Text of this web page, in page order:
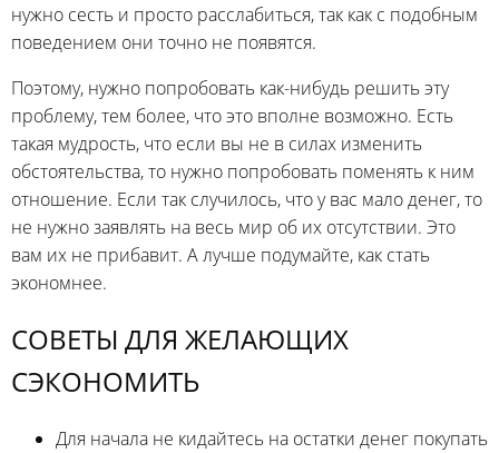
нужно сесть и просто расслабиться, так как с подобным
поведением они точно не появятся.
Поэтому, нужно попробовать как-нибудь решить эту
проблему, тем более, что это вполне возможно. Есть
такая мудрость, что если вы не в силах изменить
обстоятельства, то нужно попробовать поменять к ним
отношение. Если так случилось, что у вас мало денег, то
не нужно заявлять на весь мир об их отсутствии. Это
вам их не прибавит. А лучше подумайте, как стать
экономнее.
СОВЕТЫ ДЛЯ ЖЕЛАЮЩИХ
СЭКОНОМИТЬ
Для начала не кидайтесь на остатки денег покупать